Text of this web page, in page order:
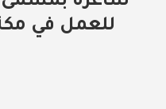
للعمل في